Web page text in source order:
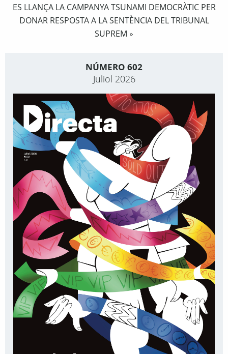
ES LLANÇA LA CAMPANYA TSUNAMI DEMOCRÀTIC PER
DONAR RESPOSTA A LA SENTÈNCIA DEL TRIBUNAL
SUPREM »
NÚMERO 602
Juliol 2026